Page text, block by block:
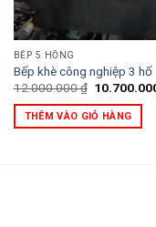
BẾP 5 HỒNG
Bếp khè công nghiệp 3 hố
12.000.000₫ Giá
là:
12.000.000
THÊM VÀO GIỎ HÀNG